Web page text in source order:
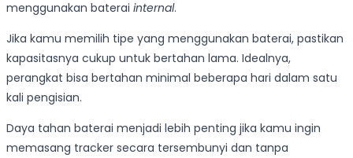
menggunakan baterai internal.
Jika kamu memilih tipe yang menggunakan baterai, pastikan
kapasitasnya cukup untuk bertahan lama. Idealnya,
perangkat bisa bertahan minimal beberapa hari dalam satu
kali pengisian.
Daya tahan baterai menjadi lebih penting jika kamu ingin
memasang tracker secara tersembunyi dan tanpa